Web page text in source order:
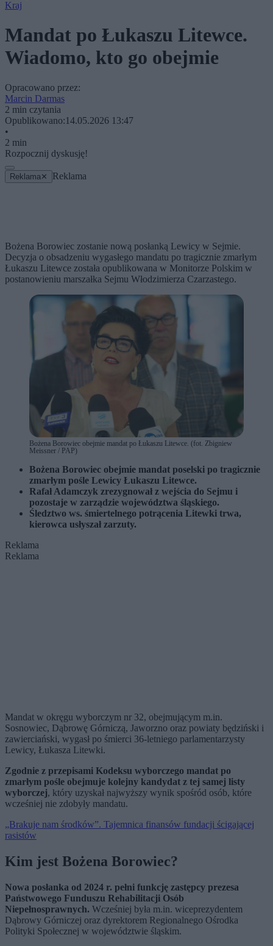
Kraj
Mandat po Łukaszu Litewce.
Wiadomo, kto go obejmie
Opracowano przez:
Marcin Darmas
2 min czytania
Opublikowano:14.05.2026 13:47
•
2 min
Rozpocznij dyskusję!
Reklama ✕ Reklama
Bożena Borowiec zostanie nową posłanką Lewicy w Sejmie.
Decyzja o obsadzeniu wygasłego mandatu po tragicznie zmarłym
Łukaszu Litewce została opublikowana w Monitorze Polskim w
postanowieniu marszałka Sejmu Włodzimierza Czarzastego.
Bożena Borowiec obejmie mandat po Łukaszu Litewce. (fot. Zbigniew
Meissner / PAP)
Bożena Borowiec obejmie mandat poselski po tragicznie
zmarłym pośle Lewicy Łukaszu Litewce.
Rafał Adamczyk zrezygnował z wejścia do Sejmu i
pozostaje w zarządzie województwa śląskiego.
Śledztwo ws. śmiertelnego potrącenia Litewki trwa,
kierowca usłyszał zarzuty.
Reklama
Reklama
Mandat w okręgu wyborczym nr 32, obejmującym m.in.
Sosnowiec, Dąbrowę Górniczą, Jaworzno oraz powiaty będziński i
zawierciański, wygasł po śmierci 36-letniego parlamentarzysty
Lewicy, Łukasza Litewki.
Zgodnie z przepisami Kodeksu wyborczego mandat po
zmarłym pośle obejmuje kolejny kandydat z tej samej listy
wyborczej, który uzyskał najwyższy wynik spośród osób, które
wcześniej nie zdobyły mandatu.
„Brakuje nam środków”. Tajemnica finansów fundacji ścigającej
rasistów
Kim jest Bożena Borowiec?
Nowa posłanka od 2024 r. pełni funkcję zastępcy prezesa
Państwowego Funduszu Rehabilitacji Osób
Niepełnosprawnych. Wcześniej była m.in. wiceprezydentem
Dąbrowy Górniczej oraz dyrektorem Regionalnego Ośrodka
Polityki Społecznej w województwie śląskim.